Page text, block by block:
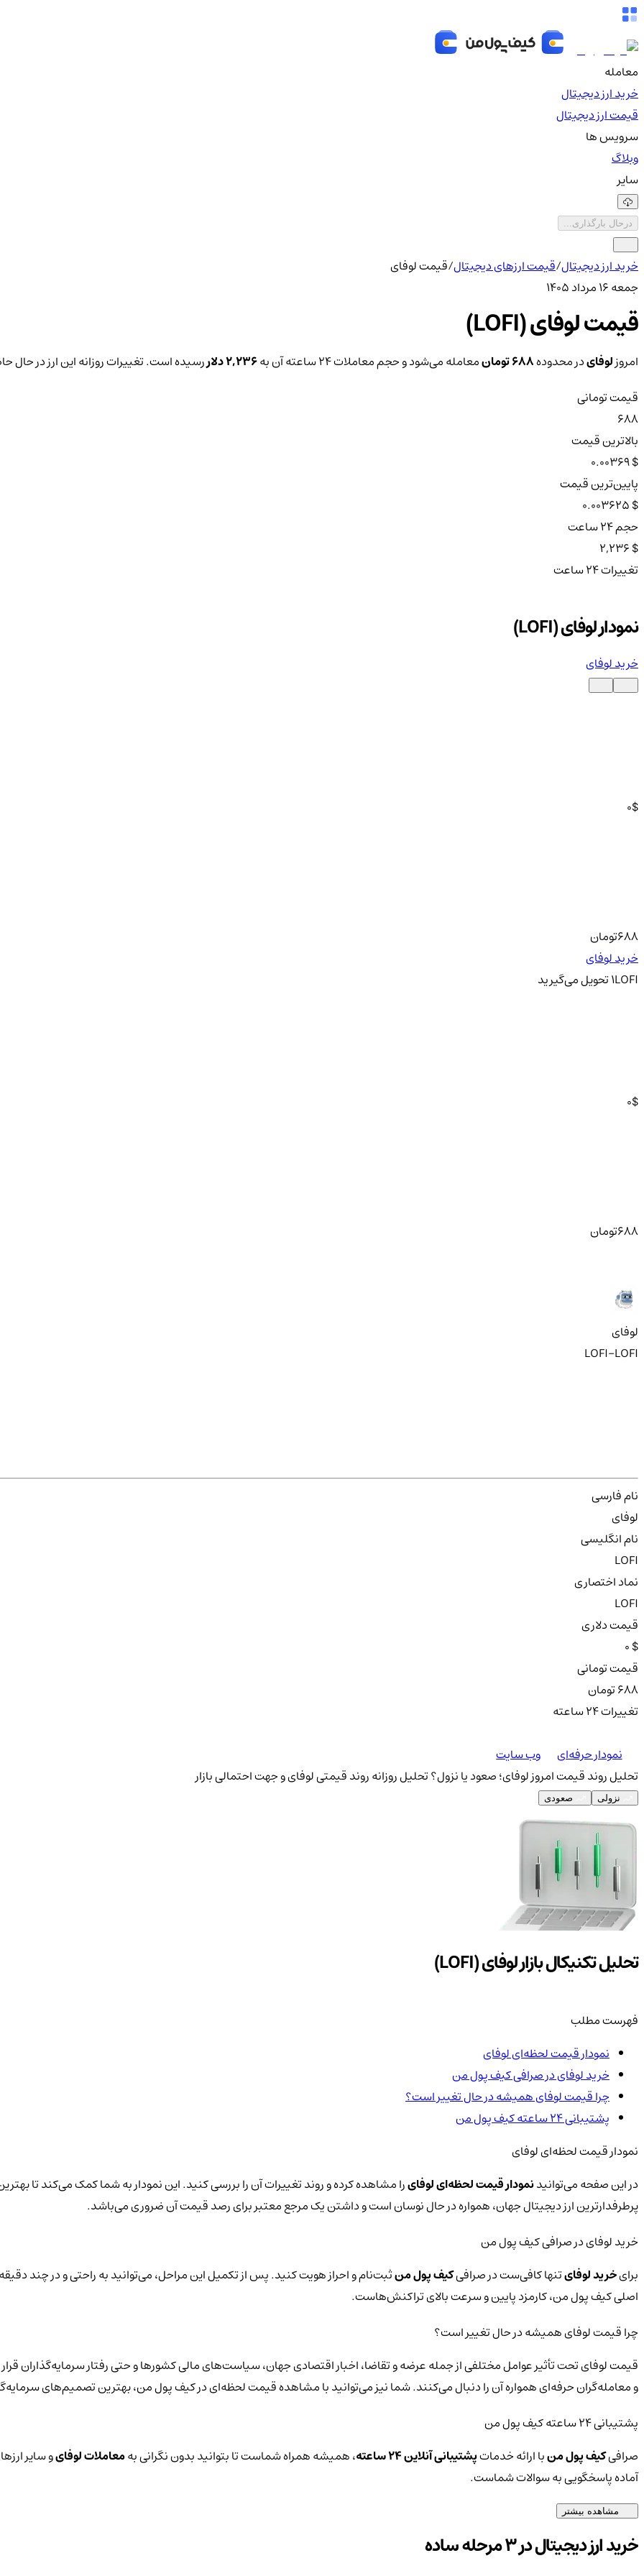
معامله
خرید ارز دیجیتال
قیمت ارز دیجیتال
سرویس ها
وبلاگ
سایر
درحال بارگذاری...
خرید ارز دیجیتال/قیمت ارزهای دیجیتال/قیمت لوفای
جمعه ۱۶ مرداد ۱۴۰۵
قیمت لوفای (LOFI)
امروزلوفایدر محدوده688 تومان معامله می‌شود و حجم معاملات ۲۴ ساعته آن به 2,236 دلار رسیده است. تغییرات روزانه این ارز در حال
قیمت تومانی
688
بالاترین قیمت
$ 0.00369
پایین‌ترین قیمت
$ 0.003625
حجم ۲۴ ساعت
$ 2,236
تغییرات ۲۴ ساعت
نمودار لوفای (LOFI)
خرید لوفای
0$
688تومان
خرید لوفای
1LOFI تحویلمی‌گیرید
0$
688تومان
لوفای
LOFI-LOFI
نام فارسی
لوفای
نام انگلیسی
LOFI
نماد اختصاری
LOFI
قیمت دلاری
0 $
قیمت تومانی
688 تومان
تغییرات ۲۴ ساعته
نمودار حرفه‌ای
وب سایت
تحلیل روند قیمت امروز لوفای؛ صعود یا نزول؟تحلیل روزانه روند قیمتی لوفای و جهت احتمالی بازار
نزولی صعودی
تحلیل تکنیکال بازار لوفای (LOFI)
فهرست مطلب
نمودار قیمت لحظه‌ای لوفای
خرید لوفای در صرافی کیف پول من
چرا قیمت لوفای همیشه در حال تغییر است؟
پشتیبانی ۲۴ ساعته کیف پول من
نمودار قیمت لحظه‌ای لوفای
در این صفحه می‌توانیدنمودار قیمت لحظه‌ای لوفایرا مشاهده کرده و روند تغییرات آن را بررسی کنید. این نمودار به شما کمک می‌کند تا
پرطرفدارترین ارز دیجیتال جهان، همواره در حال نوسان است و داشتن یک مرجع معتبر برای رصد قیمت آن ضروری می‌باشد.
خرید لوفای در صرافی کیف پول من
برایخرید لوفایتنها کافی‌ست در صرافیکیف پول منثبت‌نام و احراز هویت کنید. پس از تکمیل این مراحل، می‌توانید به راحتی و در چند
اصلی کیف پول من، کارمزد پایین و سرعت بالای تراکنش‌هاست.
چرا قیمت لوفای همیشه در حال تغییر است؟
قیمت لوفای تحت تأثیر عوامل مختلفی از جمله عرضه و تقاضا، اخبار اقتصادی جهان، سیاست‌های مالی کشورها و حتی رفتار سرمایه‌گذاران
و معامله‌گران حرفه‌ای همواره آن را دنبال می‌کنند. شما نیز می‌توانید با مشاهده قیمت لحظه‌ای در کیف پول من، بهترین تصمیم‌های
پشتیبانی ۲۴ ساعته کیف پول من
صرافیکیف پول منبا ارائه خدماتپشتیبانی آنلاین ۲۴ ساعته ، همیشه همراه شماست تا بتوانید بدون نگرانی بهمعاملات لوفایو سایر
آماده پاسخگویی به سوالات شماست.
مشاهده بیشتر
خرید ارز دیجیتال در 3 مرحله ساده